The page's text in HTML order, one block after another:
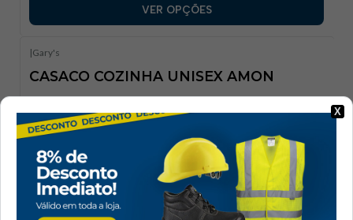
VER OPÇÕES
|Gary's
CASACO COZINHA UNISEX AMON
de€76,00
934500-101-3XL|Gary's
CASACO DE COZINHA UNISEXO CIRCE
X